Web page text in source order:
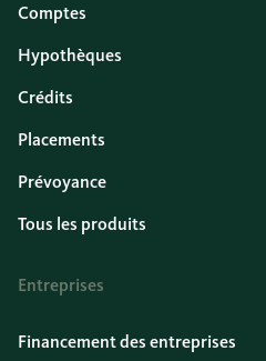
Comptes
Hypothèques
Crédits
Placements
Prévoyance
Tous les produits
Entreprises
Financement des entreprises